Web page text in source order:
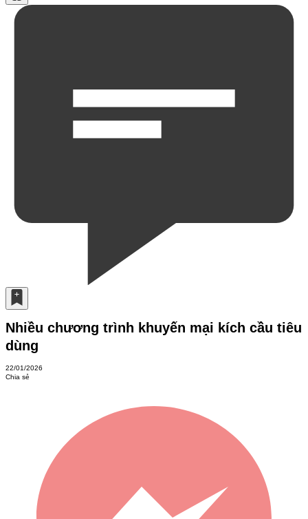
Nhiều chương trình khuyến mại kích cầu tiêu
dùng
22/01/2026
Chia sẻ